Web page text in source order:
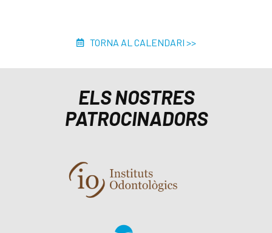
TORNA AL CALENDARI >>
ELS NOSTRES
PATROCINADORS